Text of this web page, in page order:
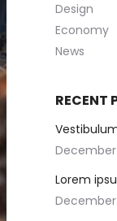
Design
Economy
News
RECENT
December
Lorem
December